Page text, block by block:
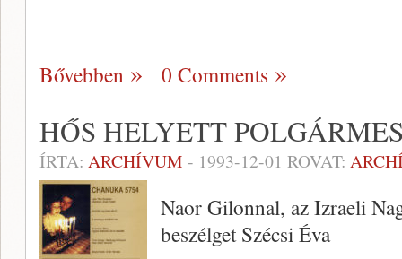
Bővebben 0 Comments
HŐS HELYETT
ÍRTA: ARCHÍVUM - 1993-12-01 ROVAT:
Naor Gilonnal, az Izraeli
beszélget Szécsi Éva